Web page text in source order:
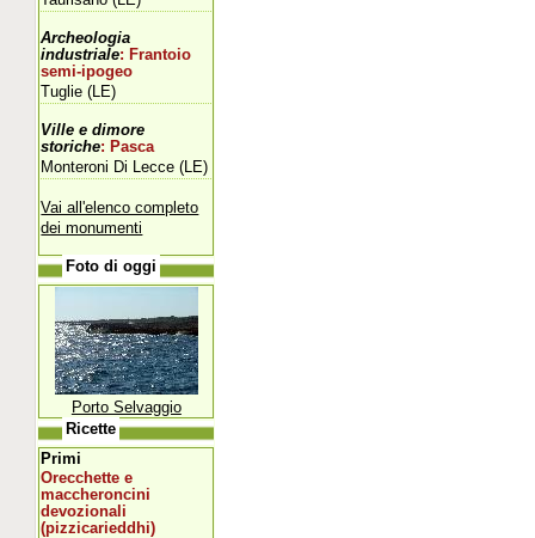
Archeologia
industriale: Frantoio
semi-ipogeo
Tuglie (LE)
Ville e dimore
storiche: Pasca
Monteroni Di Lecce (LE)
Vai all'elenco completo
dei monumenti
Foto di oggi
Porto Selvaggio
Ricette
Primi
Orecchette e
maccheroncini
devozionali
(pizzicarieddhi)